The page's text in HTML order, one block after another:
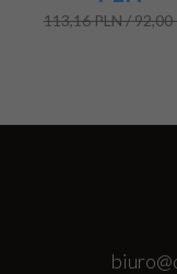
113,16 PLN / 92,00